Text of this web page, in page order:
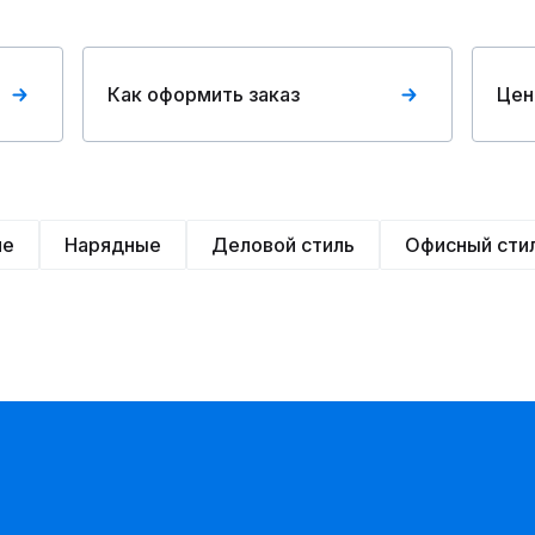
Как оформить заказ
Нарядные Деловой стиль Офисный